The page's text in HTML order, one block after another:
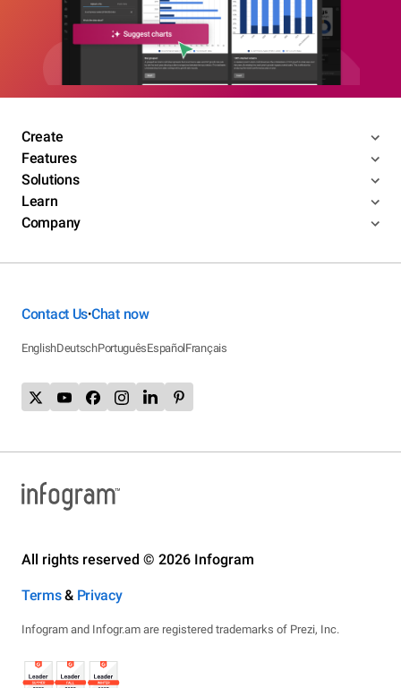
Create
Features
Solutions
Learn
Company
Contact Us•Chat now
EnglishDeutschPortuguêsEspañolFrançais
All rights reserved © 2026 Infogram
Terms& Privacy
Infogram and Infogr.am are registered trademarks of Prezi, Inc.